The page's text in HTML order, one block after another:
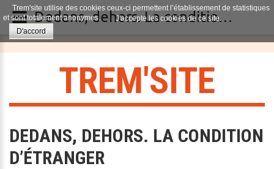
TREM'SITE
DEDANS, DEHORS. LA CONDITION
D’ÉTRANGER
Trem'site utilise des cookies ceux-ci permettent l’établissement de statistiques
et sont totalement anonymes.
J'accepte les cookies de ce site.
D'accord
Dedans, dehors. La condition d’étranger